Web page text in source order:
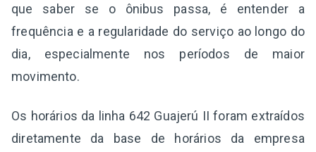
que saber se o ônibus passa, é entender a
frequência e a regularidade do serviço ao longo do
dia, especialmente nos períodos de maior
movimento.
Os horários da linha 642 Guajerú II foram extraídos
diretamente da base de horários da empresa